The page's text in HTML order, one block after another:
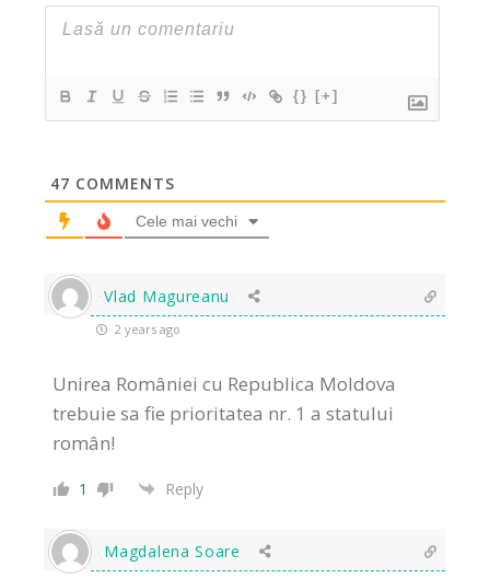
{} [+]
47 COMMENTS
Cele mai vechi
Vlad Magureanu
2 years ago
Unirea României cu Republica Moldova
trebuie sa fie prioritatea nr. 1 a statului
român!
1 Reply
Magdalena Soare